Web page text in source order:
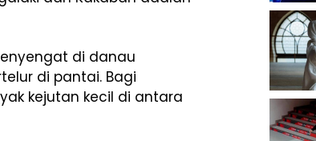
di danau
di pantai. Bagi
kejutan kecil di antara